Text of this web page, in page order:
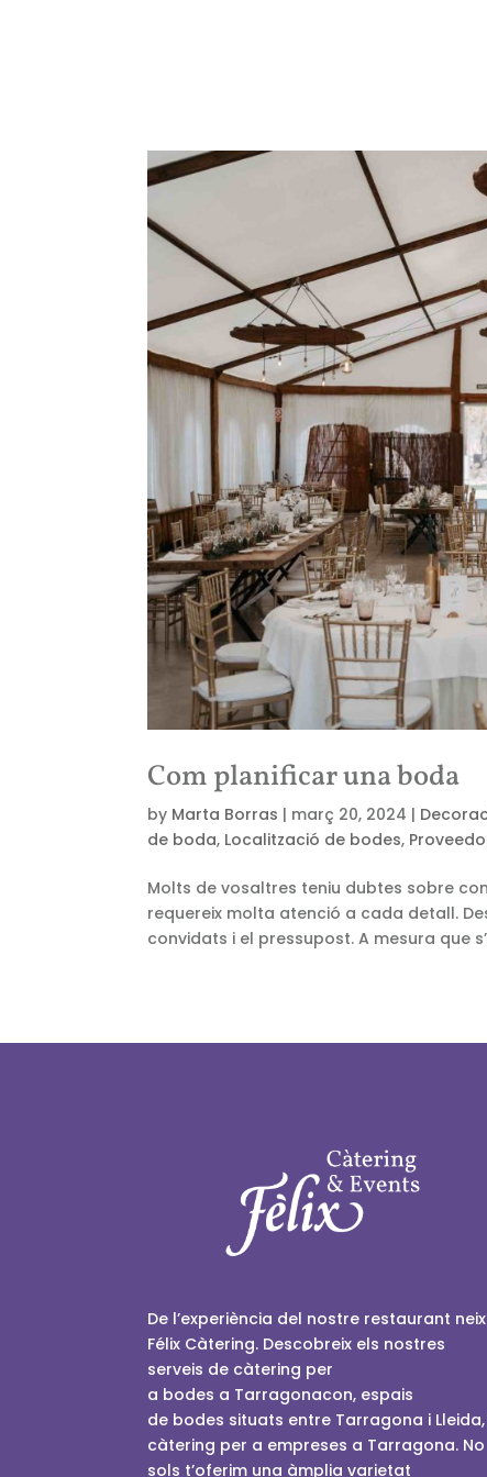
Com planificar una boda
by Marta Borras | març 20, 2024 |
de boda, Localització de bodes,
Molts de vosaltres teniu dubtes sobre
requereix molta atenció a cada detall.
convidats i el pressupost. A mesura que
De l’experiència del nostre restaurant neix
Félix Càtering. Descobreix els nostres
serveis de càtering per
a bodes a Tarragonacon, espais
de bodes situats entre Tarragona i Lleida,
càtering per a empreses a Tarragona. No
sols t’oferim una àmplia varietat